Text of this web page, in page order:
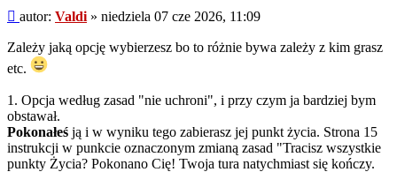
Post
autor: Valdi » niedziela 07 cze 2026, 11:09
Zależy jaką opcję wybierzesz bo to różnie bywa zależy z kim grasz
etc.
1. Opcja według zasad "nie uchroni", i przy czym ja bardziej bym
obstawał.
Pokonałeś ją i w wyniku tego zabierasz jej punkt życia. Strona 15
instrukcji w punkcie oznaczonym zmianą zasad "Tracisz wszystkie
punkty Życia? Pokonano Cię! Twoja tura natychmiast się kończy.